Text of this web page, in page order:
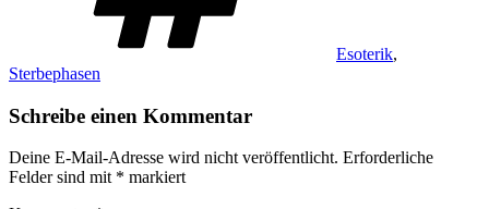
Esoterik,
Sterbephasen
Schreibe einen Kommentar
Deine E-Mail-Adresse wird nicht veröffentlicht. Erforderliche
Felder sind mit * markiert